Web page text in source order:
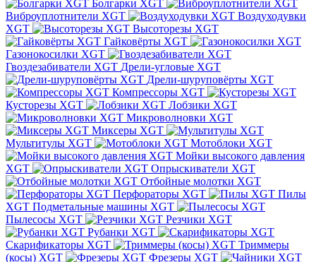
Болгарки XGT
Виброуплотнители XGT
Воздуходувки
XGT
Высоторезы XGT
Гайковёрты XGT
Газонокосилки XGT
Гвоздезабиватели XGT Дрели-угловые XGT
Дрели-шуруповёрты XGT
Компрессоры XGT
Кусторезы XGT
Лобзики XGT
Микроволновки XGT
Миксеры XGT
Мультитулы XGT
Мотоблоки XGT
Мойки высокого давления
XGT
Опрыскиватели XGT
Отбойные молотки XGT
Перфораторы XGT
Пилы
XGT Подметальные машины XGT
Пылесосы XGT
Резчики XGT
Рубанки XGT
Скарификаторы XGT
Триммеры
(косы) XGT
Фрезеры XGT